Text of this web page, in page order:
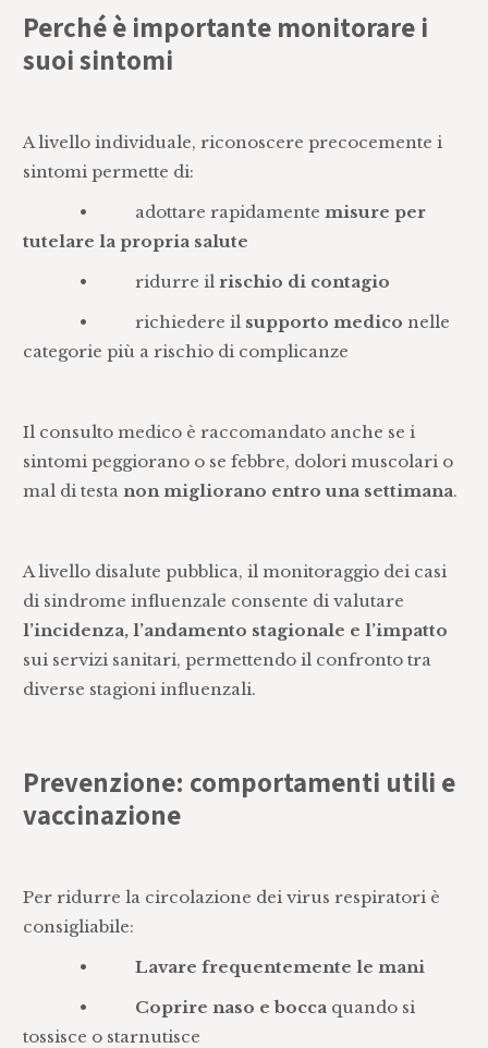
Perché è importante monitorare i
suoi sintomi
A livello individuale, riconoscere precocemente i
sintomi permette di:
• adottare rapidamentemisure per
tutelare la propria salute
• ridurre ilrischio di contagio
• richiedere il supporto mediconelle
categorie più a rischio di complicanze
Il consulto medico è raccomandato anche se i
sintomi peggiorano o se febbre, dolori muscolari o
mal di testanon migliorano entro una settimana.
A livello disalute pubblica, il monitoraggio dei casi
di sindrome influenzale consente di valutare
l’incidenza, l’andamento stagionale e l’impatto
sui servizi sanitari, permettendo il confronto tra
diverse stagioni influenzali.
Prevenzione: comportamenti utili e
vaccinazione
Per ridurre la circolazione dei virus respiratori è
consigliabile:
•Lavare frequentemente le mani
• Coprire naso e bocca quando si
tossisce o starnutisce